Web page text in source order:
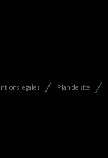
légales Plan de site